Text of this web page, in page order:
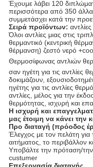
Έχουμε λάβει 120
περισσότερα από 350 άλλα
συμμετάσχει κατά την
Σειρά προϊόντων:
Όλοι αντλίες μιας στις
θερμαντικό (κεντρική
θέρμανση) ζεστό νερό
Θερμοσίφωνας αντλιών
σαν ηγέτη για τις αντλίες
δοκιμάζουν,
ηγέτης για τις αντλίες
αντλίες, μέλος για την
θερμότητας, ισχυρή και
Η ισχυρή και
μας έτοιμη να κάνει την
Προ διαταγή (πρόοδος
Έλεγχος με τον πελάτη
αιτήματος, το περιβάλλον
Υποβάλτε την πρόταση/
custumer